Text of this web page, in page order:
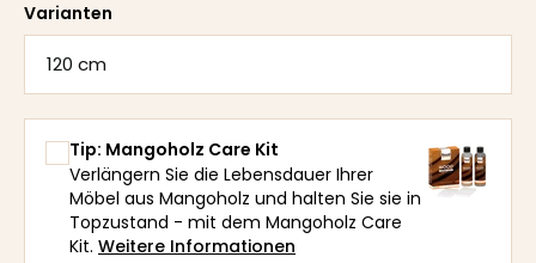
Varianten
120 cm
Tip: Mangoholz Care Kit
Verlängern Sie die Lebensdauer Ihrer
Möbel aus Mangoholz und halten Sie sie in
Topzustand - mit dem Mangoholz Care
Kit. Weitere Informationen